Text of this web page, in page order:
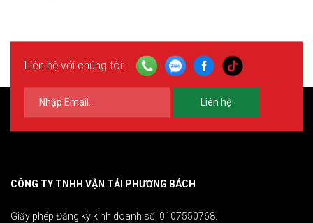
Liên hệ với chúng tôi:
Liên hệ
CÔNG TY TNHH VẬN TẢI PHƯƠNG BÁCH
Giấy phép Đăng ký kinh doanh số: 0107550768.